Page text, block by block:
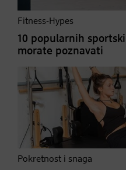
Fitness-Hypes
10 popularnih
morate poznavati
Pokretnost i snaga